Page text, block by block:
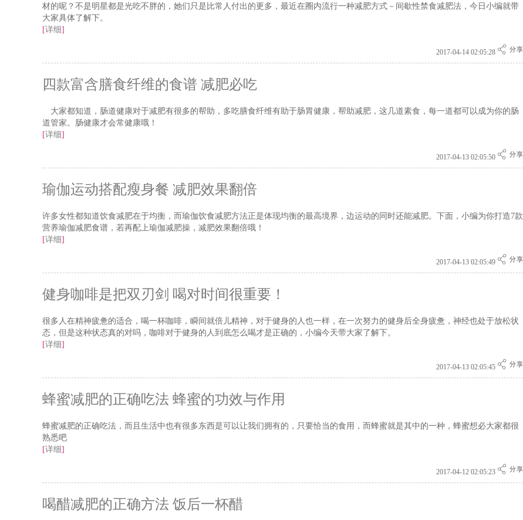
材的呢？不是明星都是光吃不胖的，她们只是比常人付出的更多，最近在圈内流行一种减肥方式－间歇性禁食减肥法，今日小编就带
大家具体了解下。
[详细]
2017-04-14 02:05:28
四款富含膳食纤维的食谱 减肥必吃
大家都知道，肠道健康对于减肥有很多的帮助，多吃膳食纤维有助于肠胃健康，帮助减肥，这几道素食，每一道都可以成为你的肠
道管家。肠健康才会常健康哦！
[详细]
2017-04-13 02:05:50
瑜伽运动搭配瘦身餐 减肥效果翻倍
许多女性都知道饮食减肥在于均衡，而瑜伽饮食减肥方法正是体现均衡的最高境界，边运动的同时还能减肥。下面，小编为你打造7款
营养瑜伽减肥食谱，若再配上瑜伽减肥操，减肥效果翻倍哦！
[详细]
2017-04-13 02:05:49
健身咖啡是把双刃剑 喝对时间很重要！
很多人在精神疲惫的适合，喝一杯咖啡，瞬间就倍儿精神，对于健身的人也一样，在一次努力的健身后全身疲惫，神经也处于放松状
态，但是这种状态真的对吗，咖啡对于健身的人到底怎么喝才是正确的，小编今天带大家了解下。
[详细]
2017-04-13 02:05:45
蜂蜜减肥的正确吃法 蜂蜜的功效与作用
蜂蜜减肥的正确吃法，而且生活中也有很多东西是可以让我们拥有的，只要恰当的食用，而蜂蜜就是其中的一种，蜂蜜想必大家都很
熟悉吧
[详细]
2017-04-12 02:05:23
喝醋减肥的正确方法 饭后一杯醋